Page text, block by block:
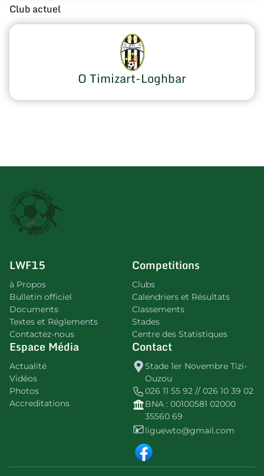
Club actuel
O Timizart-Loghbar
LWF15
à Propos
Bulletin officiel
Documents
Textes et Réglements
Contactez-nous
Competitions
Clubs
Calendriers et Résultats
Classements
Stades
Centre des Statistiques
Espace Média
Actualité
Vidéos
Photos
Accreditations
Contact
Stade 1er Novembre Tizi-
Ouzou
026 11 55 92 // 026 10 39 02
BNA : 00100581 02000
35560 69
liguewto@gmail.com